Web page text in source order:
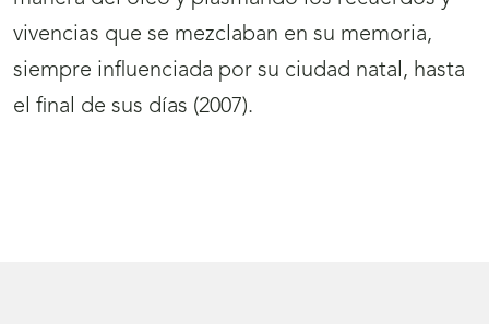
vivencias que se mezclaban en su memoria,
siempre influenciada por su ciudad natal, hasta
el final de sus días (2007).